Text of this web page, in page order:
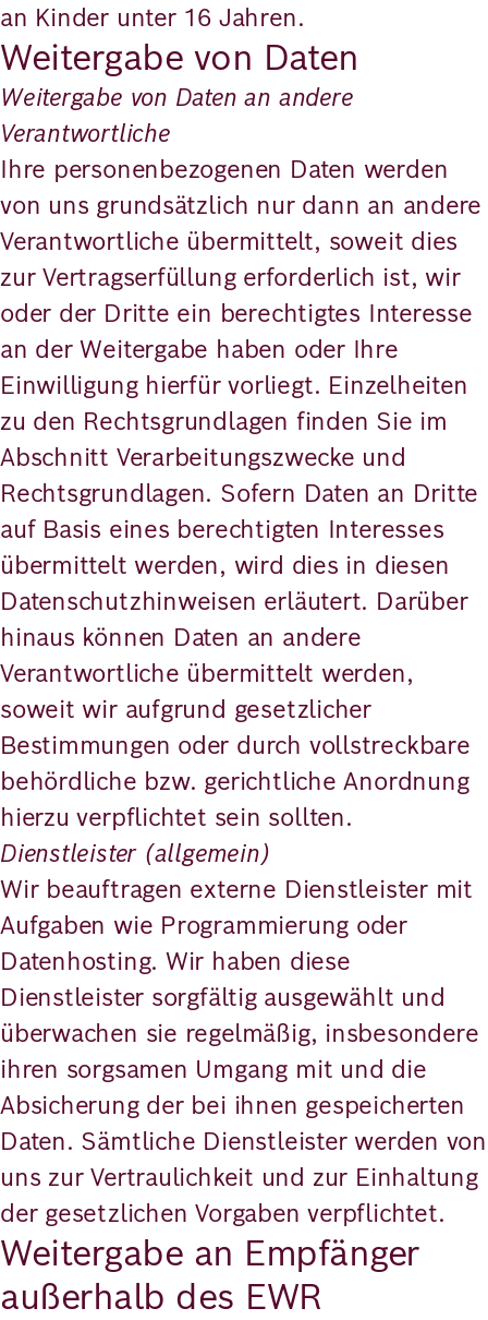
an Kinder unter 16 Jahren.
Weitergabe von Daten
Weitergabe von Daten an andere
Verantwortliche
Ihre personenbezogenen Daten werden
von uns grundsätzlich nur dann an andere
Verantwortliche übermittelt, soweit dies
zur Vertragserfüllung erforderlich ist, wir
oder der Dritte ein berechtigtes Interesse
an der Weitergabe haben oder Ihre
Einwilligung hierfür vorliegt. Einzelheiten
zu den Rechtsgrundlagen finden Sie im
Abschnitt Verarbeitungszwecke und
Rechtsgrundlagen. Sofern Daten an Dritte
auf Basis eines berechtigten Interesses
übermittelt werden, wird dies in diesen
Datenschutzhinweisen erläutert. Darüber
hinaus können Daten an andere
Verantwortliche übermittelt werden,
soweit wir aufgrund gesetzlicher
Bestimmungen oder durch vollstreckbare
behördliche bzw. gerichtliche Anordnung
hierzu verpflichtet sein sollten.
Dienstleister (allgemein)
Wir beauftragen externe Dienstleister mit
Aufgaben wie Programmierung oder
Datenhosting. Wir haben diese
Dienstleister sorgfältig ausgewählt und
überwachen sie regelmäßig, insbesondere
ihren sorgsamen Umgang mit und die
Absicherung der bei ihnen gespeicherten
Daten. Sämtliche Dienstleister werden von
uns zur Vertraulichkeit und zur Einhaltung
der gesetzlichen Vorgaben verpflichtet.
Weitergabe an Empfänger
außerhalb des EWR